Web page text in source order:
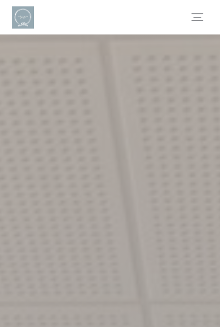
Personnalisation de vos choix en matière de cookies